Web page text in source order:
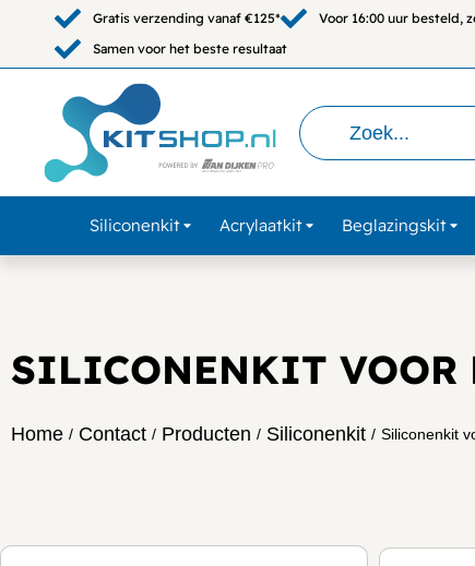
Gratis verzending vanaf €125*
Voor 16:00 uur besteld,
Samen voor het beste resultaat
Siliconenkit Acrylaatkit Beglazingskit
SILICONENKIT VOOR
Home / Contact / Producten / Siliconenkit / Siliconenkit